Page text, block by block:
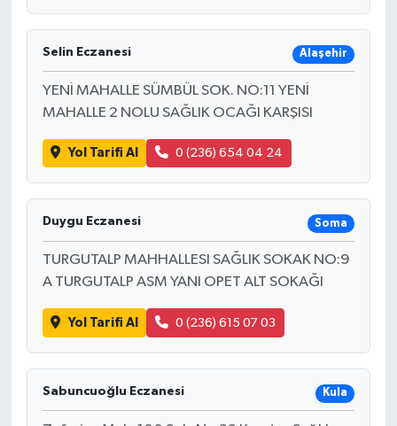
Selin Eczanesi Alaşehir
YENİ MAHALLE SÜMBÜL SOK. NO:11 YENİ
MAHALLE 2 NOLU SAĞLIK OCAĞI KARŞISI
Yol Tarifi Al 0 (236) 654 04 24
Duygu Eczanesi Soma
TURGUTALP MAHHALLESI SAĞLIK SOKAK NO:9
A TURGUTALP ASM YANI OPET ALT SOKAĞI
Yol Tarifi Al 0 (236) 615 07 03
Sabuncuoğlu Eczanesi Kula